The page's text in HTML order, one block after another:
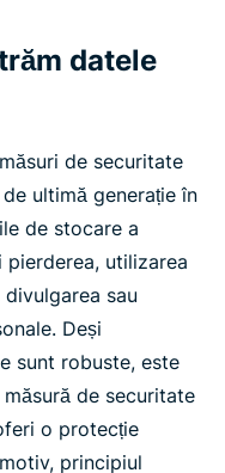
datele
de securitate
ultimă generație în
de stocare a
utilizarea
sau
Deși
sunt robuste, este
de securitate
o protecție
principiul